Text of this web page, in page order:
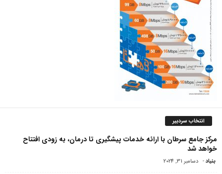
انتخاب سردبیر
مرکز جامع سرطان با ارائه خدمات پیشگیری تا درمان، به زودی افتتاح
خواهد شد
بنیاد- دسامبر 31, 2024